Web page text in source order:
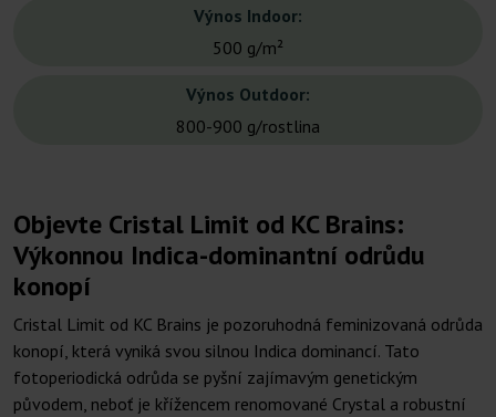
Výnos Indoor:
500 g/m²
Výnos Outdoor:
800-900 g/rostlina
Objevte Cristal Limit od KC Brains:
Výkonnou Indica-dominantní odrůdu
konopí
Cristal Limit od KC Brains je pozoruhodná feminizovaná odrůda
konopí, která vyniká svou silnou Indica dominancí. Tato
fotoperiodická odrůda se pyšní zajímavým genetickým
původem, neboť je křížencem renomované Crystal a robustní